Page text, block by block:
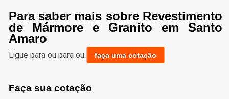
Para saber mais sobre Revestimento
de Mármore e Granito em Santo
Amaro
Ligue paraou paraou faça uma cotação
Faça sua cotação